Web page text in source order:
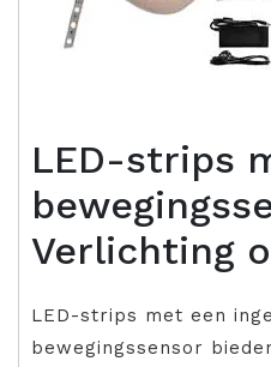
LED-strips
Verlichting
LED-strips met een
bewegingssensor